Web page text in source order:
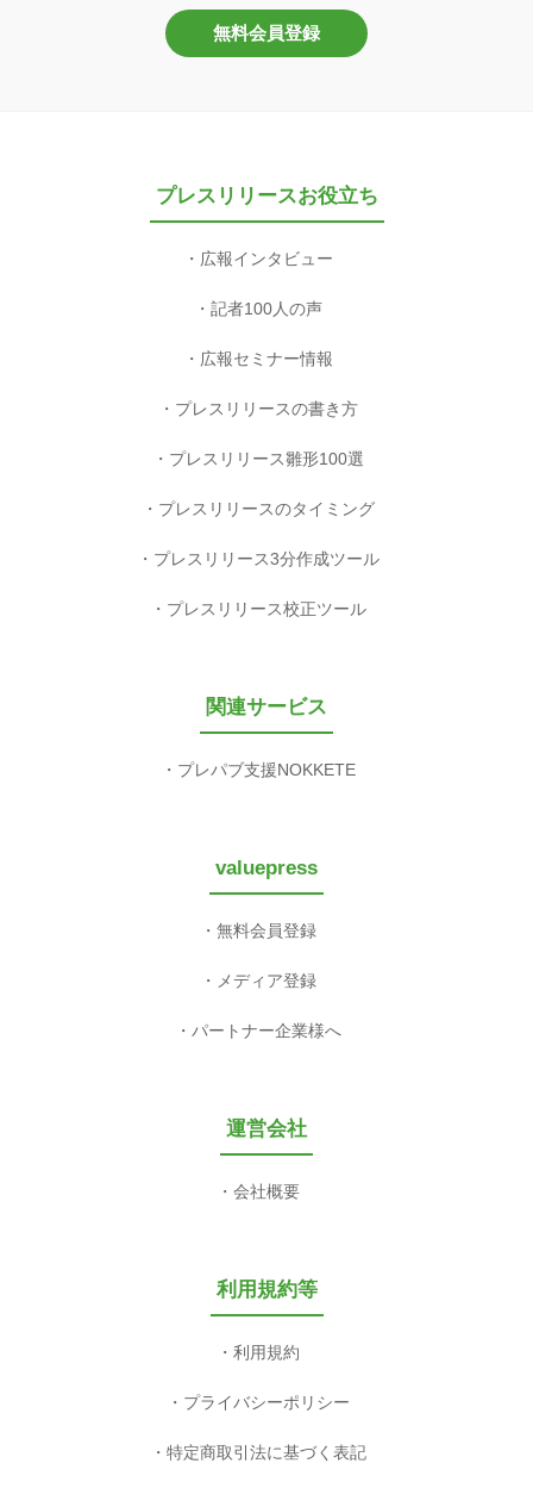
無料会員登録
プレスリリースお役立ち
広報インタビュー
記者100人の声
広報セミナー情報
プレスリリースの書き方
プレスリリース雛形100選
プレスリリースのタイミング
プレスリリース3分作成ツール
プレスリリース校正ツール
関連サービス
プレパブ支援NOKKETE
valuepress
無料会員登録
メディア登録
パートナー企業様へ
運営会社
会社概要
利用規約等
利用規約
プライバシーポリシー
特定商取引法に基づく表記